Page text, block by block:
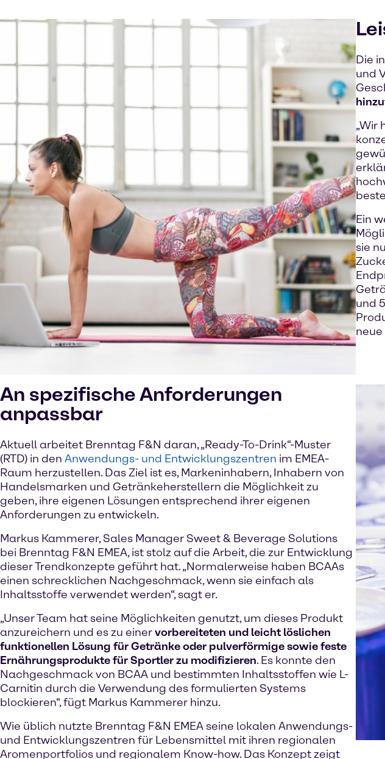
Die
und
„Wir
Ein
sie
und
An spezifische Anforderungen
anpassbar
Aktuell arbeitet Brenntag F&N daran, „Ready-To-Drink“-Muster
(RTD) in den Anwendungs- und Entwicklungszentren im EMEA-
Raum herzustellen. Das Ziel ist es, Markeninhabern, Inhabern von
Handelsmarken und Getränkeherstellern die Möglichkeit zu
geben, ihre eigenen Lösungen entsprechend ihrer eigenen
Anforderungen zu entwickeln.
Markus Kammerer, Sales Manager Sweet & Beverage Solutions
bei Brenntag F&N EMEA, ist stolz auf die Arbeit, die zur Entwicklung
dieser Trendkonzepte geführt hat. „Normalerweise haben BCAAs
einen schrecklichen Nachgeschmack, wenn sie einfach als
Inhaltsstoffe verwendet werden“, sagt er.
„Unser Team hat seine Möglichkeiten genutzt, um dieses Produkt
anzureichern und es zu einervorbereiteten und leicht löslichen
funktionellen Lösung für Getränke oder pulverförmige sowie feste
Ernährungsprodukte für Sportler zu modifizieren. Es konnte den
Nachgeschmack von BCAA und bestimmten Inhaltsstoffen wie L-
Carnitin durch die Verwendung des formulierten Systems
blockieren“, fügt Markus Kammerer hinzu.
Wie üblich nutzte Brenntag F&N EMEA seine lokalen Anwendungs-
und Entwicklungszentren für Lebensmittel mit ihren regionalen
Aromenportfolios und regionalem Know-how. Das Konzept zeigt